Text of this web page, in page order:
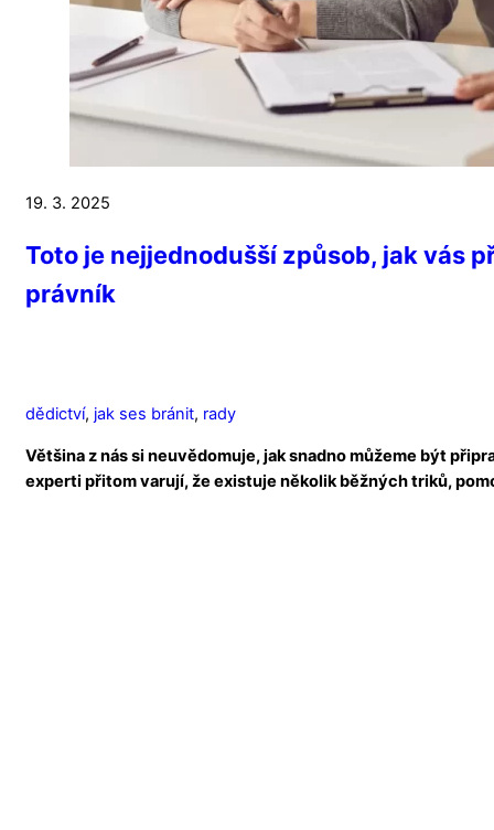
19. 3. 2025
Toto je nejjednodušší způsob, jak vás
právník
dědictví, jak ses bránit, rady
Většina z nás si neuvědomuje, jak snadno můžeme být
experti přitom varují, že existuje několik běžných triků,